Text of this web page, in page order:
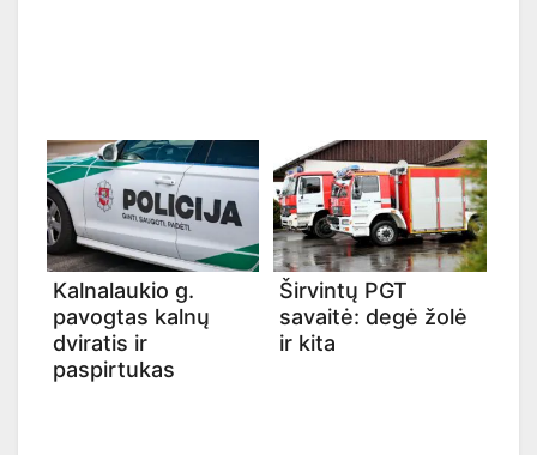
Kalnalaukio g.
pavogtas kalnų
dviratis ir
paspirtukas
Širvintų PGT
savaitė: degė žolė
ir kita